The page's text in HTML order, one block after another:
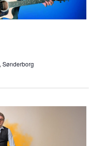
Sønderborg